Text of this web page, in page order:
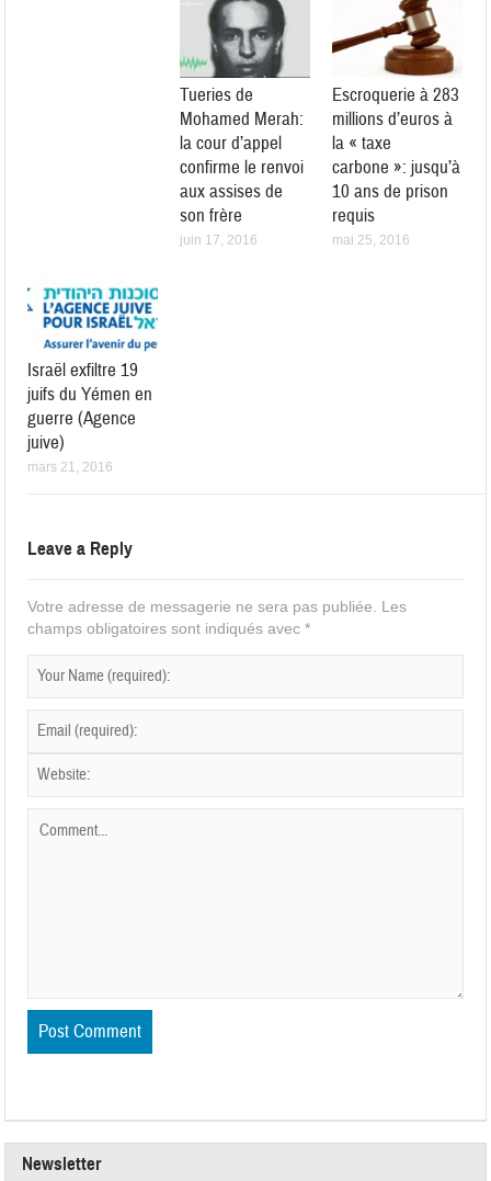
Tueries de
Mohamed Merah:
la cour d’appel
confirme le renvoi
aux assises de
son frère
juin 17, 2016
Escroquerie à 283
millions d’euros à
la « taxe
carbone »: jusqu’à
10 ans de prison
requis
mai 25, 2016
Israël exfiltre 19
juifs du Yémen en
guerre (Agence
juive)
mars 21, 2016
Leave a Reply
Votre adresse de messagerie ne sera pas publiée.
Les
champs obligatoires sont indiqués avec*
Newsletter